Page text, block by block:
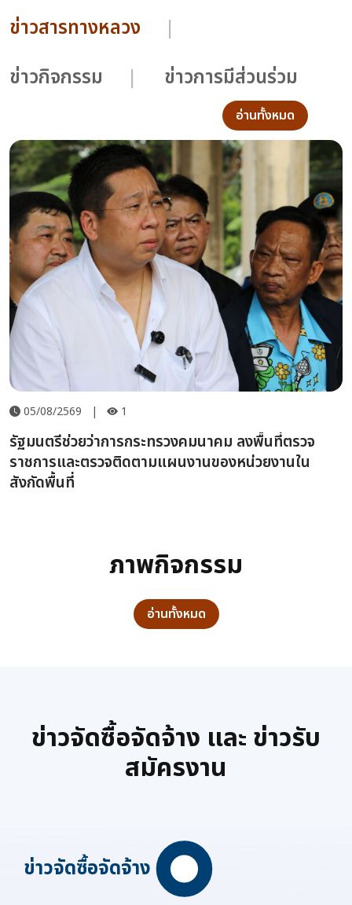
ข่าวสารทางหลวง
ข่าวกิจกรรม
ข่าวการมีส่วนร่วม
อ่านทั้งหมด
05/08/2569 | 1
รัฐมนตรีช่วยว่าการกระทรวงคมนาคม ลงพื้นที่ตรวจ
ราชการและตรวจติดตามแผนงานของหน่วยงานใน
สังกัดพื้นที่
ภาพกิจกรรม
อ่านทั้งหมด
ข่าวจัดซื้อจัดจ้าง และ ข่าวรับ
สมัครงาน
ข่าวจัดซื้อจัดจ้าง